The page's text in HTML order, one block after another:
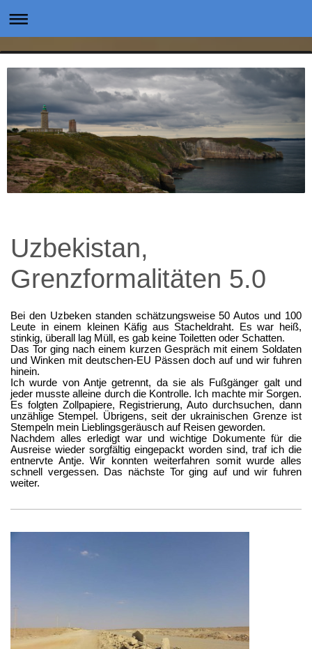
Uzbekistan,
Grenzformalitäten 5.0
Bei den Uzbeken standen schätzungsweise 50 Autos und 100
Leute in einem kleinen Käfig aus Stacheldraht. Es war heiß,
stinkig, überall lag Müll, es gab keine Toiletten oder Schatten.
Das Tor ging nach einem kurzen Gespräch mit einem Soldaten
und Winken mit deutschen-EU Pässen doch auf und wir fuhren
hinein.
Ich wurde von Antje getrennt, da sie als Fußgänger galt und
jeder musste alleine durch die Kontrolle. Ich machte mir Sorgen.
Es folgten Zollpapiere, Registrierung, Auto durchsuchen, dann
unzählige Stempel. Übrigens, seit der ukrainischen Grenze ist
Stempeln mein Lieblingsgeräusch auf Reisen geworden.
Nachdem alles erledigt war und wichtige Dokumente für die
Ausreise wieder sorgfältig eingepackt worden sind, traf ich die
entnervte Antje. Wir konnten weiterfahren somit wurde alles
schnell vergessen. Das nächste Tor ging auf und wir fuhren
weiter.